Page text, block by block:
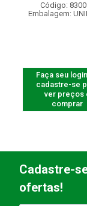
Código:
Embalagem:
Faça seu
cadastre-se
ver preços
comprar
Cadastre-
ofertas!